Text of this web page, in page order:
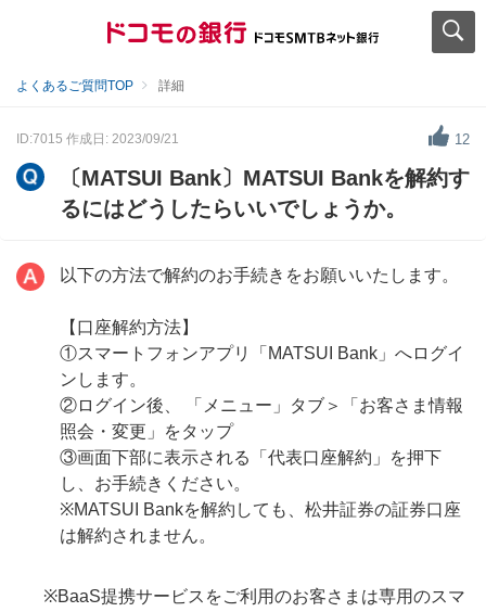
よくあるご質問TOP 詳細
ID:7015 作成日: 2023/09/21 12
〔MATSUI Bank〕MATSUI Bankを解約す
るにはどうしたらいいでしょうか。
以下の方法で解約のお手続きをお願いいたします。
【口座解約方法】
①スマートフォンアプリ「MATSUI Bank」へログイ
ンします。
②ログイン後、 「メニュー」タブ＞「お客さま情報
照会・変更」をタップ
③画面下部に表示される「代表口座解約」を押下
し、お手続きください。
※MATSUI Bankを解約しても、松井証券の証券口座
は解約されません。
※BaaS提携サービスをご利用のお客さまは専用のスマ